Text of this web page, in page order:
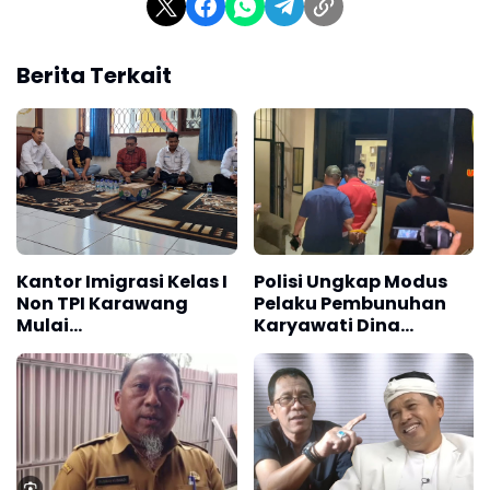
Berita Terkait
Kantor Imigrasi Kelas I
Non TPI Karawang
Mulai
Mensosialisasikan
Penggunaan Platform
Digital “All Indonesia”
Polisi Ungkap Modus
Pelaku Pembunuhan
Karyawati Dina
Oktaviani di Tol
Cipularang